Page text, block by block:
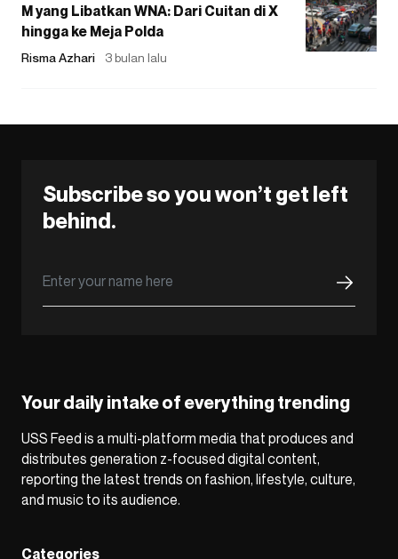
M yang Libatkan WNA: Dari Cuitan di X
hingga ke Meja Polda
Risma Azhari 3 bulan lalu
Subscribe so you won’t get left
behind.
Your daily intake of everything trending
USS Feed is a multi-platform media that produces and
distributes generation z-focused digital content,
reporting the latest trends on fashion, lifestyle, culture,
and music to its audience.
Categories